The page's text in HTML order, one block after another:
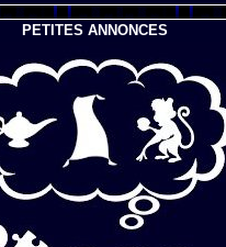
PETITES ANNONCES